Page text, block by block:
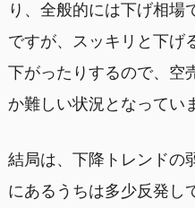
り、全般的には下げ相場
ですが、スッキリと下げ
下がったりするので、空
か難しい状況となってい
結局は、下降トレンドの
にあるうちは多少反発し